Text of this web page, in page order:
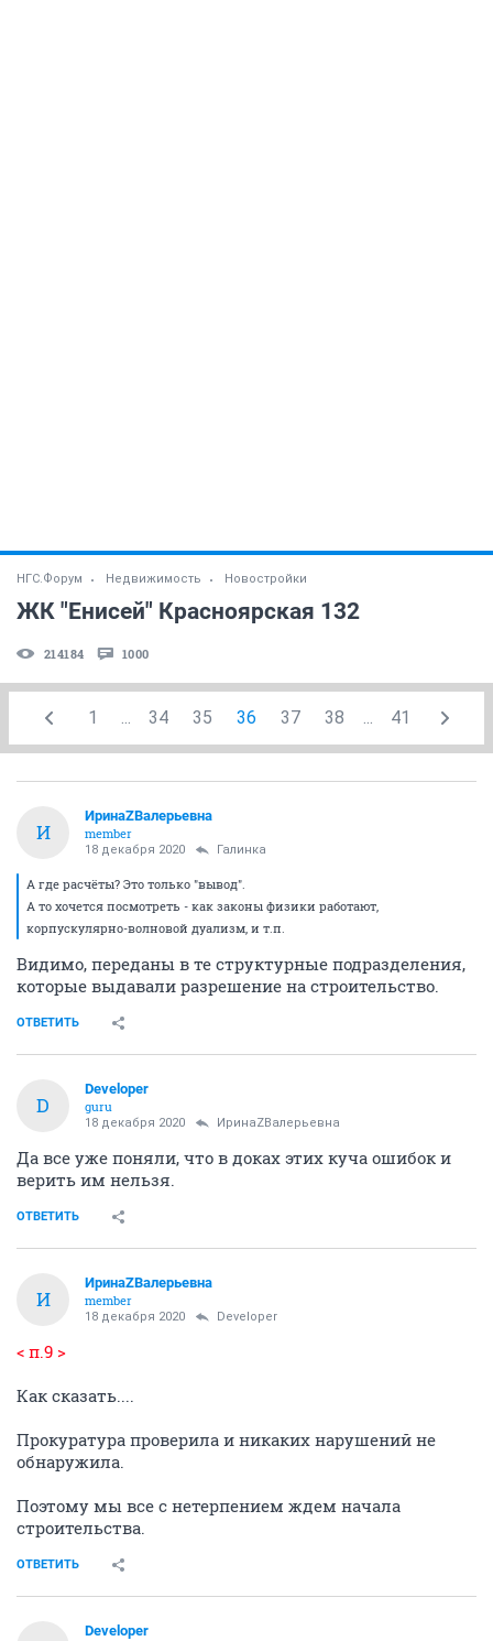
НГС.Форум Недвижимость Новостройки
ЖК "Енисей" Красноярская 132
214184 1000
1 34 35 36 37 38 41
И
ИринаZВалерьевна
member
18 декабря 2020 Галинка
А где расчёты? Это только "вывод".
А то хочется посмотреть - как законы физики работают,
корпускулярно-волновой дуализм, и т.п.
Видимо, переданы в те структурные подразделения,
которые выдавали разрешение на строительство.
ОТВЕТИТЬ
D
Developer
guru
18 декабря 2020 ИринаZВалерьевна
Да все уже поняли, что в доках этих куча ошибок и
верить им нельзя.
ОТВЕТИТЬ
И
ИринаZВалерьевна
member
18 декабря 2020 Developer
< п.9 >
Как сказать....
Прокуратура проверила и никаких нарушений не
обнаружила.
Поэтому мы все с нетерпением ждем начала
строительства.
ОТВЕТИТЬ
Developer